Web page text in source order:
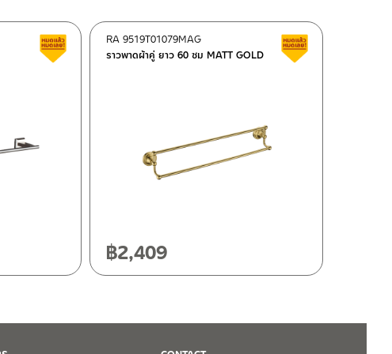
สินค้าลดราคา เคลียร์สต็อก
ราวพาดผ้าคู่ ยาว 60 ซม MATT GOLD
RA 9519T01079MAG
฿2,409